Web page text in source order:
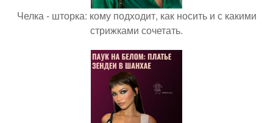
Челка - шторка: кому подходит, как носить и с какими
стрижками сочетать.